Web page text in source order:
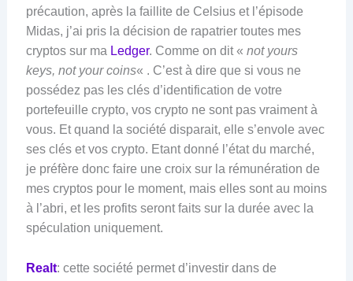
précaution, après la faillite de Celsius et l’épisode
Midas, j’ai pris la décision de rapatrier toutes mes
cryptos sur ma Ledger. Comme on dit « not yours
keys, not your coins« . C’est à dire que si vous ne
possédez pas les clés d’identification de votre
portefeuille crypto, vos crypto ne sont pas vraiment à
vous. Et quand la société disparait, elle s’envole avec
ses clés et vos crypto. Etant donné l’état du marché,
je préfère donc faire une croix sur la rémunération de
mes cryptos pour le moment, mais elles sont au moins
à l’abri, et les profits seront faits sur la durée avec la
spéculation uniquement.
Realt: cette société permet d’investir dans de